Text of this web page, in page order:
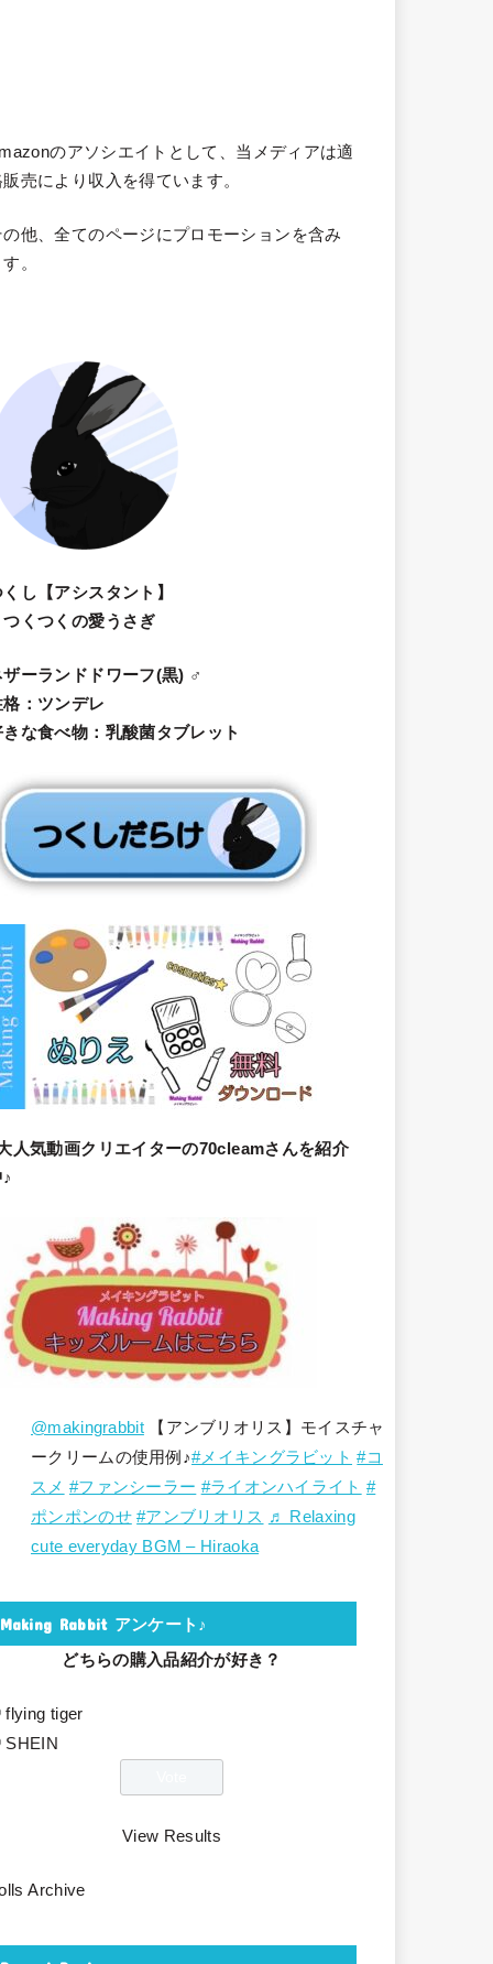
のアソシエイトとして、当メディアは適
販売により収入を得ています。
の他、全てのページにプロモーションを含み
。
くし【アシスタント】
つくつくの愛うさぎ
ザーランドドワーフ(黒) ♂
格：ツンデレ
きな食べ物：乳酸菌タブレット
人気動画クリエイターの70cleamさんを紹介
@makingrabbit【アンブリオリス】モイスチャ
ークリームの使用例♪#メイキングラビット #コ
スメ #ファンシーラー #ライオンハイライト #
ポンポンのせ #アンブリオリス ♬ Relaxing
cute everyday BGM – Hiraoka
Making Rabbit アンケート♪
どちらの購入品紹介が好き？
flying tiger
SHEIN
View Results
Archive